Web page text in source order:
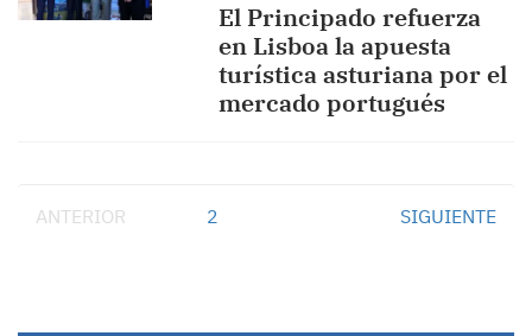
El Principado refuerza
en Lisboa la apuesta
turística asturiana por el
mercado portugués
ANTERIOR 2 SIGUIENTE